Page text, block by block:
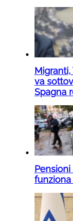
Migranti,
va
Spagna
Pensioni